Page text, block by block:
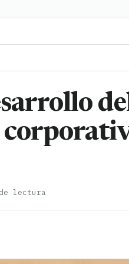
lectura